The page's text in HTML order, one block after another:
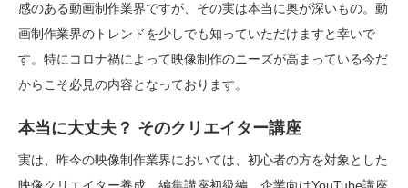
感のある動画制作業界ですが、その実は本当に奥が深いもの。動
画制作業界のトレンドを少しでも知っていただけますと幸いで
す。特にコロナ禍によって映像制作のニーズが高まっている今だ
からこそ必見の内容となっております。
本当に大丈夫？ そのクリエイター講座
実は、昨今の映像制作業界においては、初心者の方を対象とした